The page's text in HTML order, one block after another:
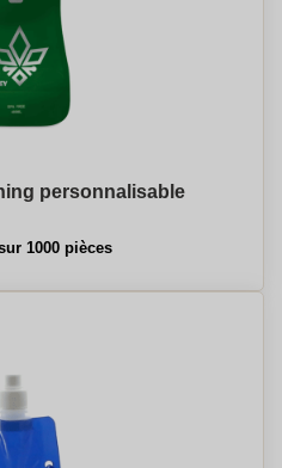
personnalisable
1000 pièces